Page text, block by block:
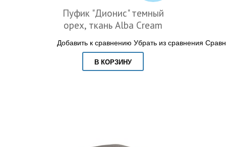
Пуфик "Дионис" темный
орех, ткань Alba Cream
Добавить к сравнению Убрать из сравнения
В КОРЗИНУ